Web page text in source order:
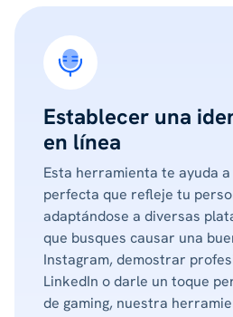
Establecer una
en línea
Esta herramienta te ayuda
perfecta que refleje tu
adaptándose a diversas
que busques causar una
Instagram, demostrar
LinkedIn o darle un toque
de gaming, nuestra